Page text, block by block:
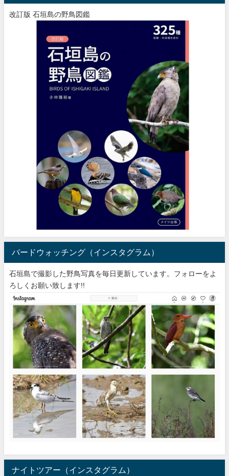
改訂版 石垣島の野鳥図鑑
バードウォッチング（インスタグラム）
石垣島で撮影した野鳥写真を毎日更新しています。フォローをよ
ろしくお願い致します!!
ナイトツアー（インスタグラム）